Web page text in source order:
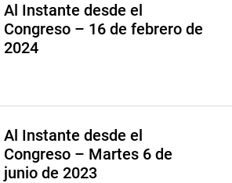
Al Instante desde el
Congreso – 16 de febrero de
2024
Al Instante desde el
Congreso – Martes 6 de
junio de 2023